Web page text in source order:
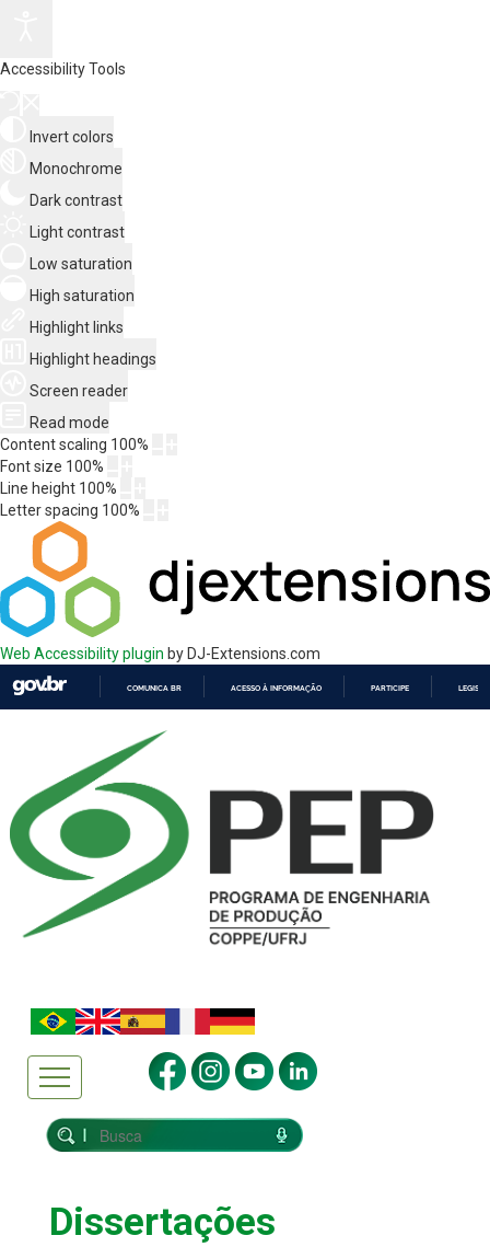
Accessibility Tools
Invert colors
Monochrome
Dark contrast
Light contrast
Low saturation
High saturation
Highlight links
Highlight headings
Screen reader
Read mode
Content scaling 100%
Font size 100%
Line height 100%
Letter spacing 100%
Web Accessibility plugin by DJ-Extensions.com
COMUNICA BR ACESSO À INFORMAÇÃO PARTICIPE
Dissertações